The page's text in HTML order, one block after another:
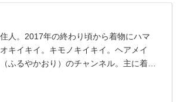
人。2017年の終わり頃から着物にハマ
キイキイ。キモノキイキイ。ヘアメイ
ふるやかおり）のチャンネル。主に着付